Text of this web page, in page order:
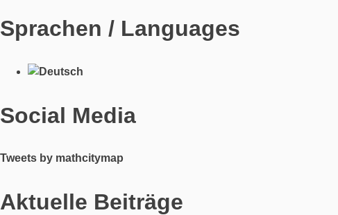
Sprachen / Languages
Social Media
Tweets by mathcitymap
Aktuelle Beiträge